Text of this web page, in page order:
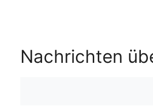
Nachrichten